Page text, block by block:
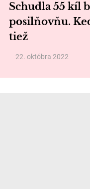
Schudla 55 kíl
posilňovňu.
tiež
22. októbra 2022